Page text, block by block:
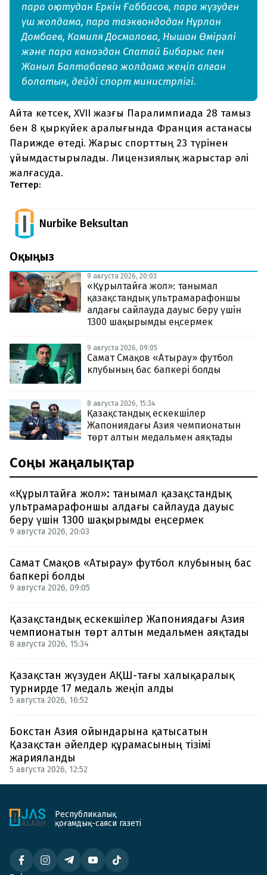
пара оқ атудан Еркін Ғаббасов, пара жүзуден
үш жолдама, пара таэквондодан Нұрлан
Домбаев, Камиля Досмалова, Нышан Өмірәлі
және пара каноэдан Спатай Бибарыс пен
Жаныл Балтабаева жолдама жеңіп алған
болатын, дейді спорт министрлігі.
Айта кетсек, XVII жазғы Паралимпиада 28 тамыз
бен 8 қыркүйек аралығында Франция астанасы
Парижде өтеді. Жарыс спорттың 23 түрінен
ұйымдастырылады. Лицензиялық жарыстар әлі
жалғасуда.
Тегтер:
Nurbike Beksultan
Оқыңыз
9 августа 2026, 20:03
«Құрылтайға жол»: танымал
қазақстандық ультрамарафоншы
алдағы сайлауда дауыс беру үшін
1300 шақырымды еңсермек
9 августа 2026, 09:05
Самат Смақов «Атырау» футбол
клубының бас бапкері болды
8 августа 2026, 15:34
Қазақстандық ескекшілер
Жапониядағы Азия чемпионатын
төрт алтын медальмен аяқтады
Соңғы жаңалықтар
«Құрылтайға жол»: танымал қазақстандық
ультрамарафоншы алдағы сайлауда дауыс
беру үшін 1300 шақырымды еңсермек
9 августа 2026, 20:03
Самат Смақов «Атырау» футбол клубының бас
бапкері болды
9 августа 2026, 09:05
Қазақстандық ескекшілер Жапониядағы Азия
чемпионатын төрт алтын медальмен аяқтады
8 августа 2026, 15:34
Қазақстан жүзуден АҚШ-тағы халықаралық
турнирде 17 медаль жеңіп алды
5 августа 2026, 16:52
Бокстан Азия ойындарына қатысатын
Қазақстан әйелдер құрамасының тізімі
жарияланды
5 августа 2026, 12:52
Республикалық
қоғамдық-саяси газеті